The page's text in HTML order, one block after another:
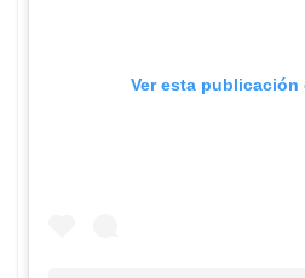
Ver esta publicación